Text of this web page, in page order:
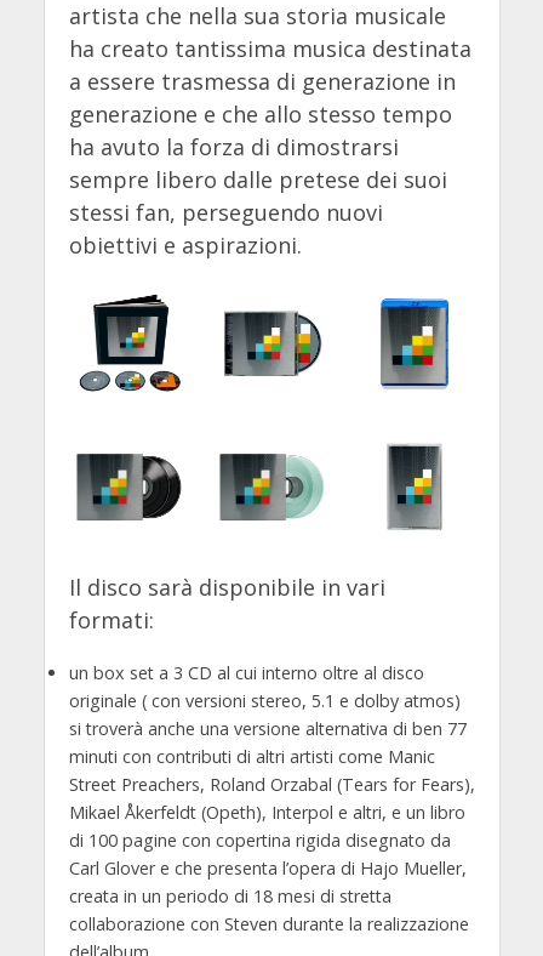
artista che nella sua storia musicale
ha creato tantissima musica destinata
a essere trasmessa di generazione in
generazione e che allo stesso tempo
ha avuto la forza di dimostrarsi
sempre libero dalle pretese dei suoi
stessi fan, perseguendo nuovi
obiettivi e aspirazioni.
Il disco sarà disponibile in vari
formati:
un box set a 3 CD al cui interno oltre al disco
originale ( con versioni stereo, 5.1 e dolby atmos)
si troverà anche una versione alternativa di ben 77
minuti con contributi di altri artisti come Manic
Street Preachers, Roland Orzabal (Tears for Fears),
Mikael Åkerfeldt (Opeth), Interpol e altri, e un libro
di 100 pagine con copertina rigida disegnato da
Carl Glover e che presenta l’opera di Hajo Mueller,
creata in un periodo di 18 mesi di stretta
collaborazione con Steven durante la realizzazione
dell’album